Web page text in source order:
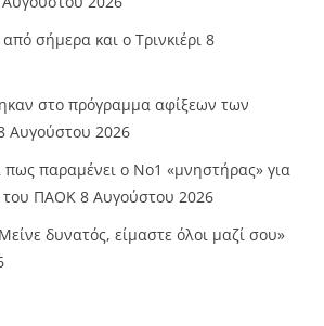
σήμερα και ο Τρινκιέρι 8
στο πρόγραμμα αφίξεων των
Αυγούστου 2026
πως παραμένει ο Νο1 «μνηστήρας» για
του ΠΑΟΚ 8 Αυγούστου 2026
δυνατός, είμαστε όλοι μαζί σου»